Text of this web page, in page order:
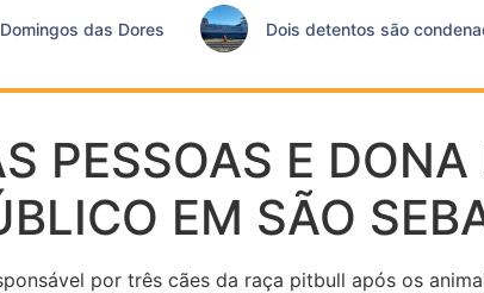
das Dores Dois detentos são
PESSOAS E
EM SÃO
por três cães da raça pitbull após os